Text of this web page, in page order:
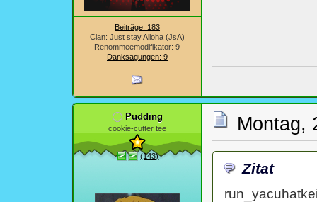
Beiträge: 183
Clan: Just stay Alloha (JsA)
Renommeemodifikator: 9
Danksagungen: 9
Pudding
cookie-cutter tee
(143)
Montag,
Zitat